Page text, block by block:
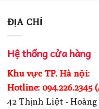
ĐỊA CHỈ
Hệ thống cửa hàng
Khu vực TP. Hà nội:
Hotline: 094.226.2345
42 Thịnh Liệt -